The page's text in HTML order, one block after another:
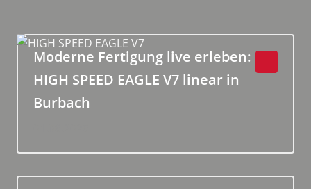
Moderne Fertigung live erleben:
HIGH SPEED EAGLE V7 linear in
Burbach